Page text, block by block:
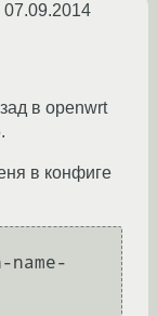
07.09.2014
в openwrt
в конфиге